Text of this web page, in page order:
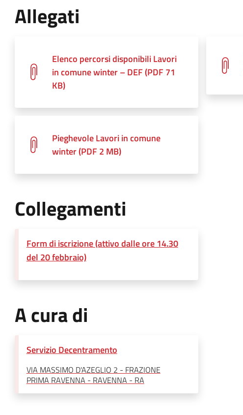
Allegati
Elenco percorsi disponibili Lavori
in comune winter – DEF (PDF 71
KB)
Pieghevole Lavori in comune
winter (PDF 2 MB)
Collegamenti
Form di iscrizione (attivo dalle ore 14.30
del 20 febbraio)
A cura di
Servizio Decentramento
VIA MASSIMO D'AZEGLIO 2 - FRAZIONE
PRIMA RAVENNA - RAVENNA - RA